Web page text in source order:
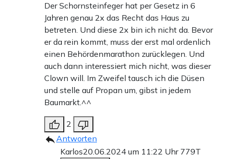
Der Schornsteinfeger hat per Gesetz in 6
Jahren genau 2x das Recht das Haus zu
betreten. Und diese 2x bin ich nicht da. Bevor
er da rein kommt, muss der erst mal ordenlich
einen Behördenmarathon zurücklegen. Und
auch dann interessiert mich nicht, was dieser
Clown will. Im Zweifel tausch ich die Düsen
und stelle auf Propan um, gibst in jedem
Baumarkt.^^
2
Antworten
Karlos20.06.2024 um 11:22 Uhr 779T